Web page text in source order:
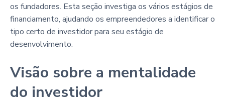
os fundadores. Esta seção investiga os vários estágios de
financiamento, ajudando os empreendedores a identificar o
tipo certo de investidor para seu estágio de
desenvolvimento.
Visão sobre a mentalidade
do investidor